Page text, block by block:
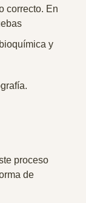
correcto. En
y
proceso
de